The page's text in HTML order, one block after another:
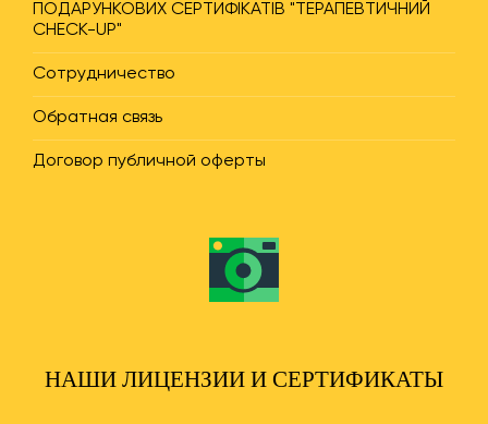
ПОДАРУНКОВИХ СЕРТИФІКАТІВ "ТЕРАПЕВТИЧНИЙ
CHECK-UP"
Сотрудничество
Обратная связь
Договор публичной оферты
НАШИ ЛИЦЕНЗИИ И СЕРТИФИКАТЫ